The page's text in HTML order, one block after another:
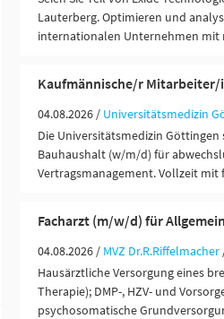
Lauterberg. Optimieren und
internationalen Unternehmen mit
Kaufmännische/r
04.08.2026 / Universitätsmedizin
Die Universitätsmedizin
Bauhaushalt (w/m/d) für
Vertragsmanagement. Vollzeit
Facharzt (m/w/d) für
04.08.2026 / MVZ Dr.R.Riffelmacher
Hausärztliche Versorgung eines
Therapie); DMP-, HZV- und
psychosomatische